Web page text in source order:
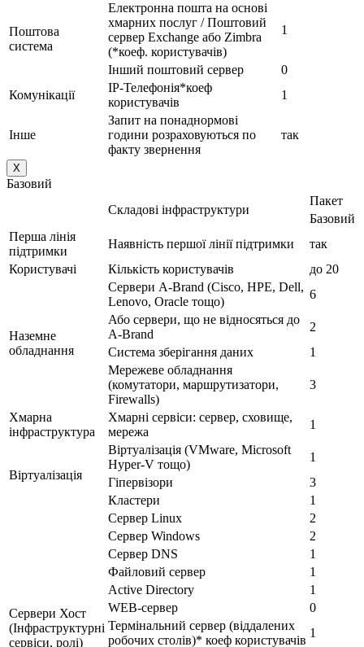
Поштова
система
Електронна пошта на основі
хмарних послуг / Поштовий
сервер Exchange або Zimbra
(*коеф. користувачів)
1
Інший поштовий сервер
0
Комунікації
IP-Телефонія*коеф
користувачів
1
Інше
Запит на понаднормові
години розраховуються по
факту звернення
так
X
Базовий
Складові інфраструктури
Пакет
Базовий
Перша лінія
підтримки
Наявність першої лінії підтримки
так
Користувачі
Кількість користувачів до 20
Наземне
обладнання
Сервери A-Brand (Cisco, HPE, Dell,
Lenovo, Oracle тощо)
6
Або сервери, що не відносяться до
A-Brand
2
Система зберігання даних
1
Мережеве обладнання
(комутатори, маршрутизатори,
Firewalls)
3
Хмарна
інфраструктура
Хмарні сервіси: сервер, сховище,
мережа
1
Віртуалізація
Віртуалізація (VMware, Microsoft
Hyper-V тощо)
1
Гіпервізори
3
Кластери
1
Сервери Хост
(Інфраструктурні
сервіси, ролі)
Сервер Linux
2
Сервер Windows
2
Сервер DNS
1
Файловий сервер
1
Active Directory
1
WEB-сервер
0
Термінальний сервер (віддалених
робочих столів)* коеф користувачів
1